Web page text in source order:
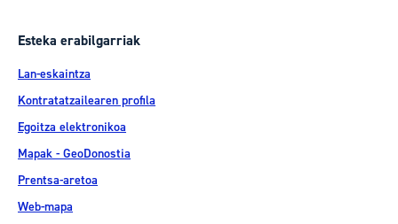
Esteka erabilgarriak
Lan-eskaintza
Kontratatzailearen profila
Egoitza elektronikoa
Mapak - GeoDonostia
Prentsa-aretoa
Web-mapa